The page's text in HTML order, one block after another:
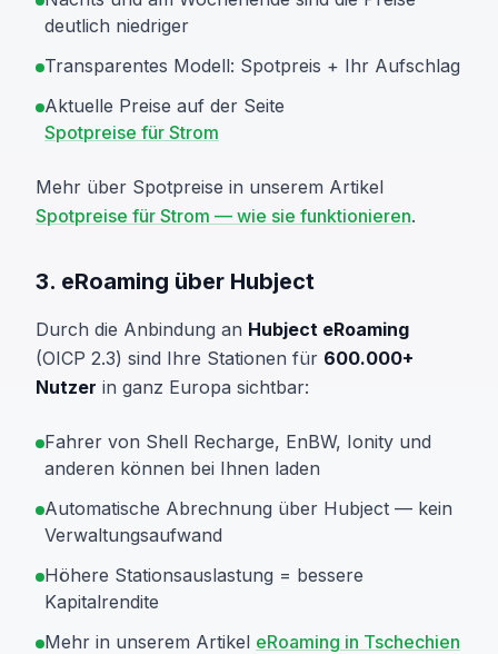
deutlich niedriger
Transparentes Modell: Spotpreis + Ihr Aufschlag
Aktuelle Preise auf der Seite
Spotpreise für Strom
Mehr über Spotpreise in unserem Artikel
Spotpreise für Strom — wie sie funktionieren.
3. eRoaming über Hubject
Durch die Anbindung an Hubject eRoaming
(OICP 2.3) sind Ihre Stationen für 600.000+
Nutzer in ganz Europa sichtbar:
Fahrer von Shell Recharge, EnBW, Ionity und
anderen können bei Ihnen laden
Automatische Abrechnung über Hubject — kein
Verwaltungsaufwand
Höhere Stationsauslastung = bessere
Kapitalrendite
Mehr in unserem Artikel eRoaming in Tschechien